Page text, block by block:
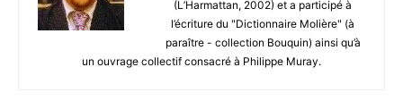
(L’Harmattan, 2002) et a participé à
l’écriture du "Dictionnaire Molière" (à
paraître - collection Bouquin) ainsi qu’à
un ouvrage collectif consacré à Philippe Muray.